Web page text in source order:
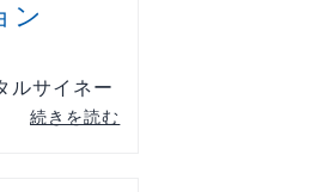
ン
ルサイネー
続きを読む